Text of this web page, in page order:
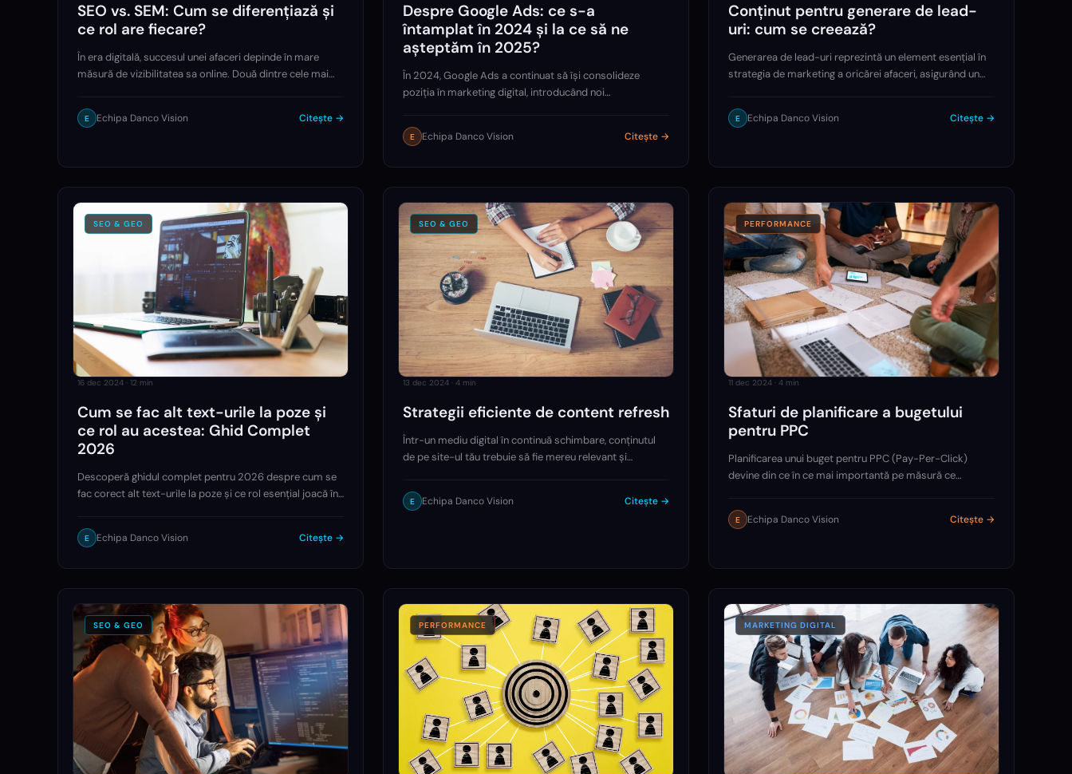
SEO vs. SEM: Cum se diferențiază și
ce rol are fiecare?
În era digitală, succesul unei afaceri depinde în mare
măsură de vizibilitatea sa online. Două dintre cele mai
vs SEM, fiecare având propriile avantaje și…
E Echipa Danco Vision Citește →
Despre Google Ads: ce s-a
întamplat în 2024 și la ce să ne
așteptăm în 2025?
În 2024, Google Ads a continuat să își consolideze
poziția în marketing digital, introducând noi
extinzând formatele de anunțuri pentru o experiență
îmbunătățită.…
E Echipa Danco Vision Citește →
Conținut pentru generare de lead-
uri: cum se creează?
Generarea de lead-uri reprezintă un element esențial în
strategia de marketing a oricărei afaceri, asigurând un
sau serviciile oferite. Unul dintre cele mai…
E Echipa Danco Vision Citește →
SEO & GEO
16 dec 2024 · 12 min
Cum se fac alt text-urile la poze și
ce rol au acestea: Ghid Complet
2026
Descoperă ghidul complet pentru 2026 despre cum se
fac corect alt text-urile la poze și ce rol esențial joacă în
trafic, îmbunătățesc experiența utilizatorilor și cresc
vizibilitatea în Google Images, cu exemple concrete și
E Echipa Danco Vision Citește →
SEO & GEO
13 dec 2024 · 4 min
Strategii eficiente de content refresh
Într-un mediu digital în continuă schimbare, conținutul
de pe site-ul tău trebuie să fie mereu relevant și
pentru a menține traficul organic, a îmbunătăți…
E Echipa Danco Vision Citește →
PERFORMANCE
11 dec 2024 · 4 min
Sfaturi de planificare a bugetului
pentru PPC
Planificarea unui buget pentru PPC (Pay-Per-Click)
devine din ce în ce mai importantă pe măsură ce
adoptăm o strategie bine gândită, care să maximizeze
rezultatele.
E Echipa Danco Vision Citește →
SEO & GEO PERFORMANCE MARKETING DIGITAL